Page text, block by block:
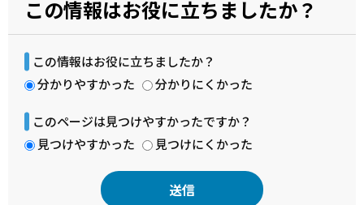
この情報はお役に立ちましたか？
この情報はお役に立ちましたか？
分かりやすかった
分かりにくかった
このページは見つけやすかったですか？
見つけやすかった
見つけにくかった